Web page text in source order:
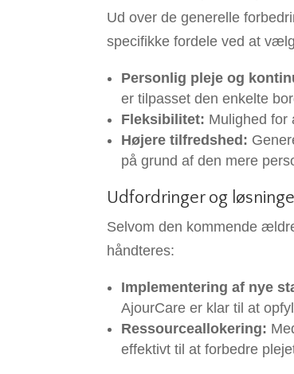
Ud over de generelle
specifikke fordele ved at
Personlig pleje og
er tilpasset den enkelte
Fleksibilitet: Mulighed for
Højere tilfredshed:
på grund af den mere
Udfordringer og
Selvom den kommende
håndteres:
Implementering af nye
AjourCare er klar til at
Ressourceallokering:
effektivt til at forbedre